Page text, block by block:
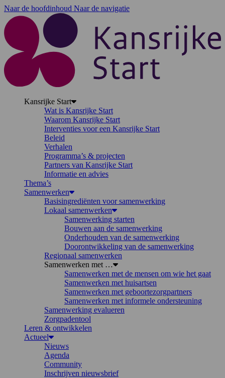
Naar de hoofdinhoud Naar de navigatie
Kansrijke Start
Wat is Kansrijke Start
Waarom Kansrijke Start
Interventies voor een Kansrijke Start
Beleid
Verhalen
Programma’s & projecten
Partners van Kansrijke Start
Informatie en advies
Thema’s
Samenwerken
Basisingrediënten voor samenwerking
Lokaal samenwerken
Samenwerking starten
Bouwen aan de samenwerking
Onderhouden van de samenwerking
Doorontwikkeling van de samenwerking
Regionaal samenwerken
Samenwerken met …
Samenwerken met de mensen om wie het gaat
Samenwerken met huisartsen
Samenwerken met geboortezorgpartners
Samenwerken met informele ondersteuning
Samenwerking evalueren
Zorgpadentool
Leren & ontwikkelen
Actueel
Nieuws
Agenda
Community
Inschrijven nieuwsbrief